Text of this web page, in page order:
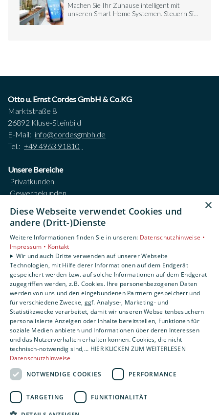
Machen Sie Ihr Zuhause intelligent mit
unseren Smart Home Systemen. Steuern Sie
Otto u. Ernst Cordes GmbH & Co.KG
Marktstraße 8
26892 Kluse-Steinbild
E-Mail: info@cordesgmbh.de
Tel.: +49 4963 91810
Unsere Bereiche
Privatkunden
Gewerbekunden
Unternehmen
Kontakt
Impressum
Datenschutzerklärung
AGB
Barrierefreiheitserklärung
×
Diese Webseite verwendet Cookies und
andere (Dritt-)Dienste
Weitere Informationen finden Sie in unseren: Datenschutzhinweise •
Impressum • Kontakt
Wir und auch Dritte verwenden auf unserer Webseite
Technologien, mit Hilfe derer Informationen auf dem Endgerät
gespeichert werden bzw. auf solche Informationen auf dem Endgerät
zugegriffen werden, z.B. Cookies. Ihre personenbezogenen Daten
werden von uns und den eingebundenen Partnern gespeichert und
für verschiedene Zwecke, ggf. Analyse-, Marketing- und
Statistikzwecke verarbeitet, damit wir unseren Webseitenbesuchern
personalisierte Anzeigen oder Inhalte bereitstellen, Funktionen für
soziale Medien anbieten und Informationen über deren Interessen
und das Nutzerverhalten erhalten können. Cookies, die nicht
technisch-notwendig sind,... HIER KLICKEN ZUM WEITERLESEN
Datenschutzhinweise
NOTWENDIGE COOKIES
PERFORMANCE
TARGETING FUNKTIONALITÄT